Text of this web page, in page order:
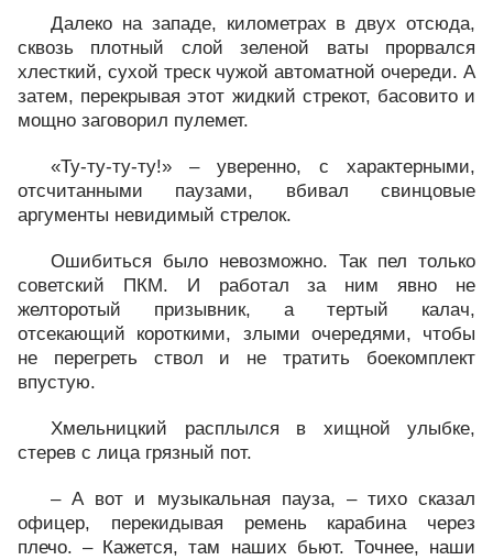
Далеко на западе, километрах в двух отсюда,
сквозь плотный слой зеленой ваты прорвался
хлесткий, сухой треск чужой автоматной очереди. А
затем, перекрывая этот жидкий стрекот, басовито и
мощно заговорил пулемет.
«Ту-ту-ту-ту!» – уверенно, с характерными,
отсчитанными паузами, вбивал свинцовые
аргументы невидимый стрелок.
Ошибиться было невозможно. Так пел только
советский ПКМ. И работал за ним явно не
желторотый призывник, а тертый калач,
отсекающий короткими, злыми очередями, чтобы
не перегреть ствол и не тратить боекомплект
впустую.
Хмельницкий расплылся в хищной улыбке,
стерев с лица грязный пот.
– А вот и музыкальная пауза, – тихо сказал
офицер, перекидывая ремень карабина через
плечо. – Кажется, там наших бьют. Точнее, наши